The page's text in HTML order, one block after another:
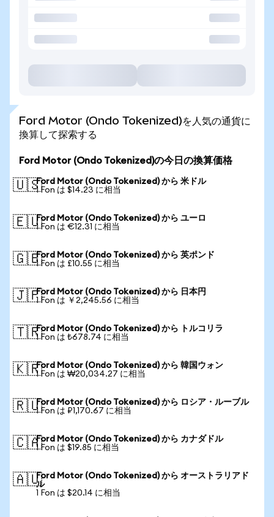
Ford Motor (Ondo Tokenized)を人気の通貨に
換算して探索する
Ford Motor (Ondo Tokenized)の今日の換算価格
🇺🇸Ford Motor (Ondo Tokenized) から 米ドル
1 Fon は $14.23 に相当
🇪🇺Ford Motor (Ondo Tokenized) から ユーロ
1 Fon は €12.31 に相当
🇬🇧Ford Motor (Ondo Tokenized) から 英ポンド
1 Fon は £10.55 に相当
🇯🇵Ford Motor (Ondo Tokenized) から 日本円
1 Fon は ￥2,245.56 に相当
🇹🇷Ford Motor (Ondo Tokenized) から トルコリラ
1 Fon は ₺678.74 に相当
🇰🇷Ford Motor (Ondo Tokenized) から 韓国ウォン
1 Fon は ₩20,034.27 に相当
🇷🇺Ford Motor (Ondo Tokenized) から ロシア・ルーブル
1 Fon は ₽1,170.67 に相当
🇨🇦Ford Motor (Ondo Tokenized) から カナダドル
1 Fon は $19.85 に相当
🇦🇺Ford Motor (Ondo Tokenized) から オーストラリアド
ル
1 Fon は $20.14 に相当